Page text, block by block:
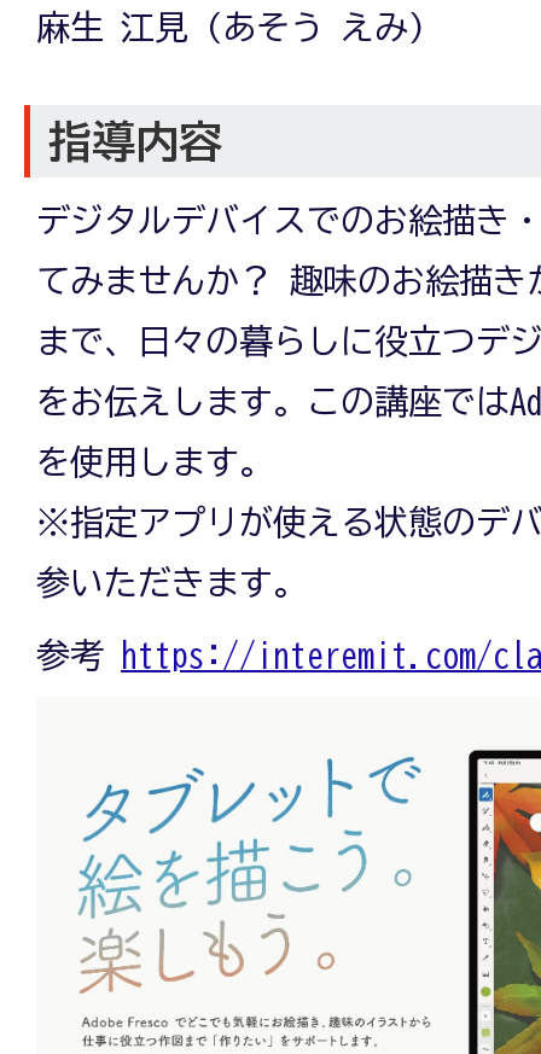
麻生 江見 (あそう えみ)
指導内容
デジタルデバイスでのお絵描き
てみませんか？ 趣味のお絵描き
まで、日々の暮らしに役立つデ
をお伝えします。この講座では
を使用します。
※指定アプリが使える状態のデ
参いただきます。
参考 https://interemit.com/